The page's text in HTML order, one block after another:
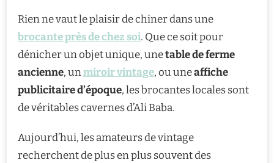
Rien ne vaut le plaisir de chiner dans une
brocante près de chez soi. Que ce soit pour
dénicher un objet unique, unetable de ferme
ancienne, unmiroir vintage, ou uneaffiche
publicitaire d’époque, les brocantes locales sont
de véritables cavernes d’Ali Baba.
Aujourd’hui, les amateurs de vintage
recherchent de plus en plus souvent des